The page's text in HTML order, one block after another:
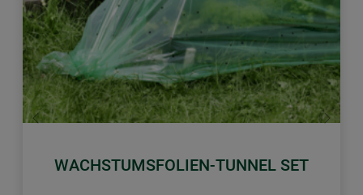
WACHSTUMSFOLIEN-TUNNEL SET
Zurück Weiter